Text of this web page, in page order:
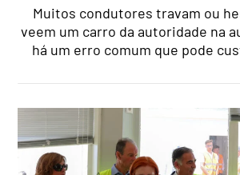
Muitos condutores travam ou
veem um carro da autoridade na
há um erro comum que pode